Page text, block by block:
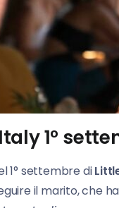
1°
1° settembre di
il marito, che